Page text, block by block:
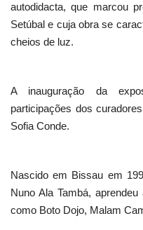
autodidacta, que marcou
Setúbal e cuja obra se
cheios de luz.
A inauguração da
participações dos
Sofia Conde.
Nascido em Bissau em
Nuno Ala Tambá,
como Boto Dojo, Malam